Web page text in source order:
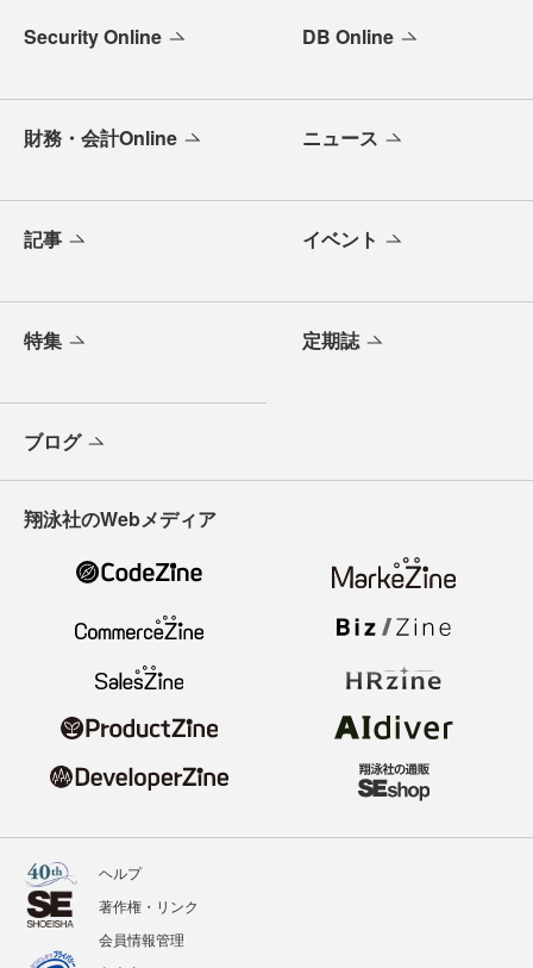
Security Online DB Online
財務・会計Online ニュース
記事 イベント
特集 定期誌
ブログ
翔泳社のWebメディア
ヘルプ
著作権・リンク
会員情報管理